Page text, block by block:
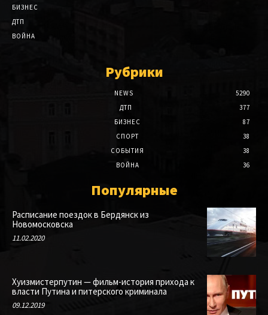
БИЗНЕС
ДТП
ВОЙНА
Рубрики
NEWS
5290
ДТП
377
БИЗНЕС
87
СПОРТ
38
СОБЫТИЯ
38
ВОЙНА
36
Популярные
Расписание поездок в Бердянск из
Новомосковска
11.02.2020
Хуизмистерпутин — фильм-история прихода к
власти Путина и питерского криминала
09.12.2019